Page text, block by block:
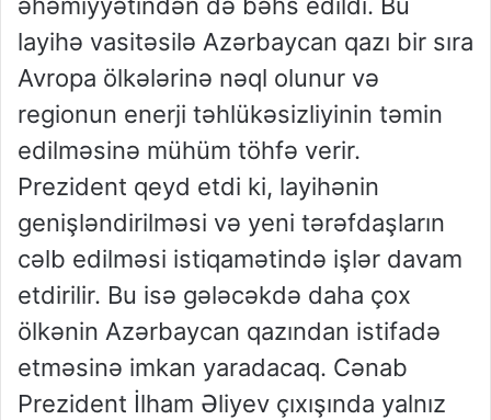
əhəmiyyətindən də bəhs edildi. Bu
layihə vasitəsilə Azərbaycan qazı bir sıra
Avropa ölkələrinə nəql olunur və
regionun enerji təhlükəsizliyinin təmin
edilməsinə mühüm töhfə verir.
Prezident qeyd etdi ki, layihənin
genişləndirilməsi və yeni tərəfdaşların
cəlb edilməsi istiqamətində işlər davam
etdirilir. Bu isə gələcəkdə daha çox
ölkənin Azərbaycan qazından istifadə
etməsinə imkan yaradacaq. Cənab
Prezident İlham Əliyev çıxışında yalnız